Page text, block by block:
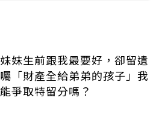
妹妹生前跟我最要好，卻留遺
囑「財產全給弟弟的孩子」我
能爭取特留分嗎？